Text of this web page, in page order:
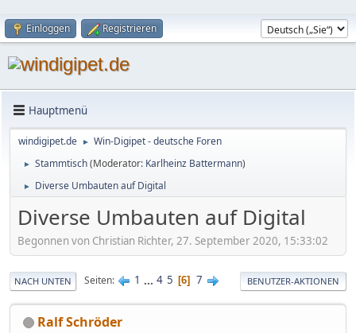
Einloggen Registrieren
Hauptmenü
windigipet.de ► Win-Digipet - deutsche Foren
► Stammtisch(Moderator: Karlheinz Battermann)
► Diverse Umbauten auf Digital
Diverse Umbauten auf Digital
Begonnen von Christian Richter, 27. September 2020, 15:33:02
NACH UNTEN Seiten 1 ... 4 5 6 7 BENUTZER-AKTIONEN
Ralf Schröder